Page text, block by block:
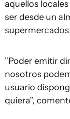
aquellos
ser desde un
"Poder emitir
nosotros
usuario
quiera",